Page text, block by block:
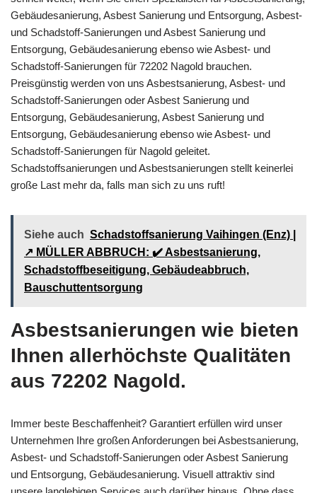
Gebäudesanierung, Asbest Sanierung und Entsorgung, Asbest-
und Schadstoff-Sanierungen und Asbest Sanierung und
Entsorgung, Gebäudesanierung ebenso wie Asbest- und
Schadstoff-Sanierungen für 72202 Nagold brauchen.
Preisgünstig werden von uns Asbestsanierung, Asbest- und
Schadstoff-Sanierungen oder Asbest Sanierung und
Entsorgung, Gebäudesanierung, Asbest Sanierung und
Entsorgung, Gebäudesanierung ebenso wie Asbest- und
Schadstoff-Sanierungen für Nagold geleitet.
Schadstoffsanierungen und Asbestsanierungen stellt keinerlei
große Last mehr da, falls man sich zu uns ruft!
Siehe auch Schadstoffsanierung Vaihingen (Enz) |
↗️ MÜLLER ABBRUCH: ✔️ Asbestsanierung,
Schadstoffbeseitigung, Gebäudeabbruch,
Bauschuttentsorgung
Asbestsanierungen wie bieten
Ihnen allerhöchste Qualitäten
aus 72202 Nagold.
Immer beste Beschaffenheit? Garantiert erfüllen wird unser
Unternehmen Ihre großen Anforderungen bei Asbestsanierung,
Asbest- und Schadstoff-Sanierungen oder Asbest Sanierung
und Entsorgung, Gebäudesanierung. Visuell attraktiv sind